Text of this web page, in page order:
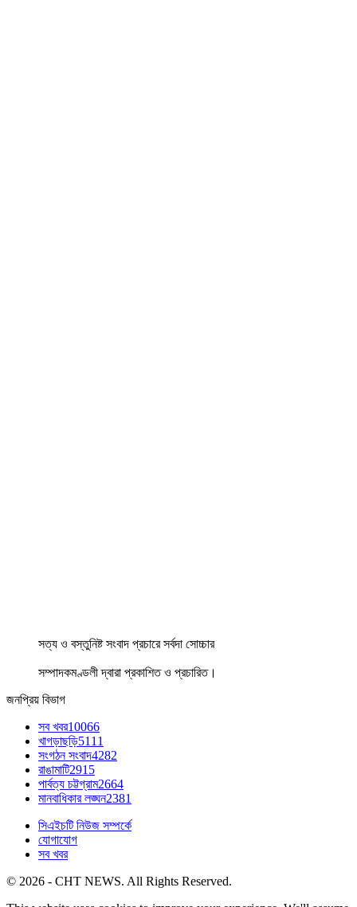
সত্য ও বস্তুনিষ্ট সংবাদ প্রচারে সর্বদা সোচ্চার
সম্পাদকমণ্ডলী দ্বারা প্রকাশিত ও প্রচারিত।
জনপ্রিয় বিভাগ
সব খবর10066
খাগড়াছড়ি5111
সংগঠন সংবাদ4282
রাঙামাটি2915
পার্বত্য চট্টগ্রাম2664
মানবাধিকার লঙ্ঘন2381
সিএইচটি নিউজ সম্পর্কে
যোগাযোগ
সব খবর
© 2026 - CHT NEWS. All Rights Reserved.